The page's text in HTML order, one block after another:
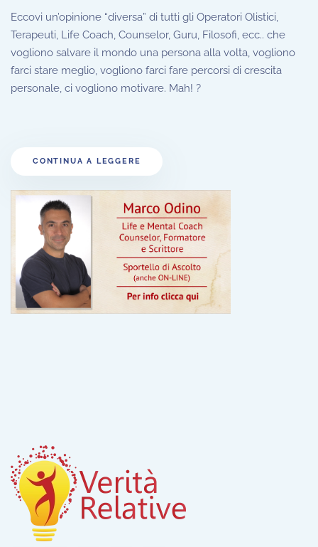
Eccovi un’opinione “diversa” di tutti gli Operatori Olistici,
Terapeuti, Life Coach, Counselor, Guru, Filosofi, ecc.. che
vogliono salvare il mondo una persona alla volta, vogliono
farci stare meglio, vogliono farci fare percorsi di crescita
personale, ci vogliono motivare. Mah! ?
CONTINUA A LEGGERE